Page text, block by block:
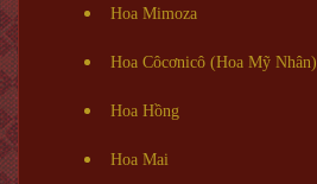
Hoa Mimoza
Hoa Côcơnicô (Hoa Mỹ Nhân)
Hoa Hồng
Hoa Mai